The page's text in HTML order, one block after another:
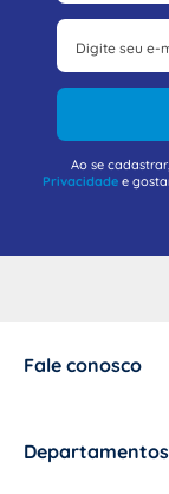
Ao se
Privacidadee
Fale conosco
Departamentos